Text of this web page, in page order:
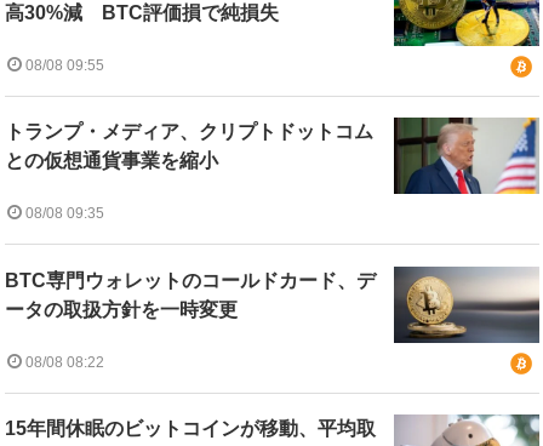
高30%減 BTC評価損で純損失
08/08 09:55
トランプ・メディア、クリプトドットコム
との仮想通貨事業を縮小
08/08 09:35
BTC専門ウォレットのコールドカード、デ
ータの取扱方針を一時変更
08/08 08:22
15年間休眠のビットコインが移動、平均取